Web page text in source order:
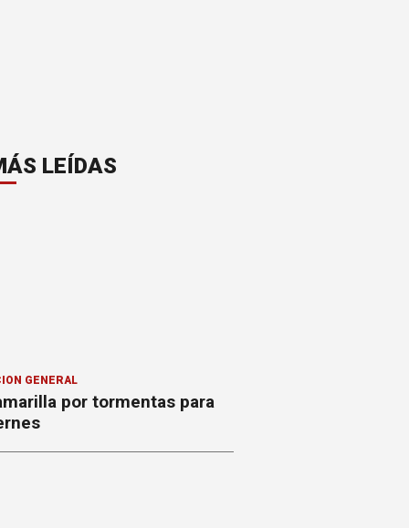
LEÍDAS
GENERAL
por tormentas para